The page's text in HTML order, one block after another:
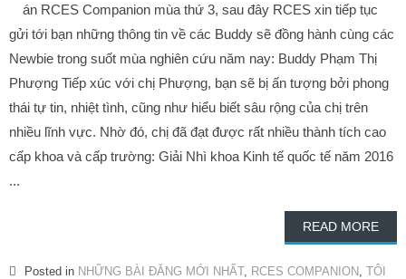
án RCES Companion mùa thứ 3, sau đây RCES xin tiếp tục
gửi tới bạn những thông tin về các Buddy sẽ đồng hành cùng các
Newbie trong suốt mùa nghiên cứu năm nay: Buddy Phạm Thị
Phượng Tiếp xúc với chị Phượng, bạn sẽ bị ấn tượng bởi phong
thái tự tin, nhiệt tình, cũng như hiểu biết sâu rộng của chị trên
nhiều lĩnh vực. Nhờ đó, chị đã đạt được rất nhiều thành tích cao
cấp khoa và cấp trường: Giải Nhì khoa Kinh tế quốc tế năm 2016
...
READ MORE
Posted in NHỮNG BÀI ĐĂNG MỚI NHẤT, RCES COMPANION
TÔI